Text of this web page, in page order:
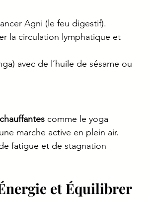
Agni (le feu digestif).
la circulation lymphatique et
avec de l’huile de sésame ou
comme le yoga
marche active en plein air.
fatigue et de stagnation
et Équilibrer